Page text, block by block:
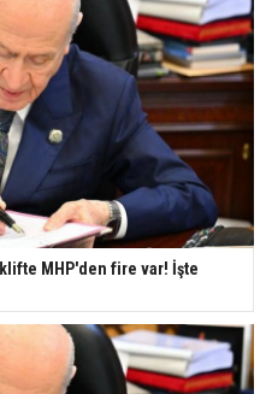
MHP'den fire var! İşte